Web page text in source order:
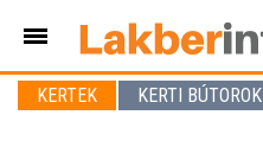
KERTEK KERTI BÚTOROK